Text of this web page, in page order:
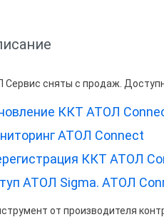
сняты с продаж.
ККТ АТОЛ
АТОЛ Connect
ККТ АТОЛ
АТОЛ Sigma. АТОЛ
от производителя